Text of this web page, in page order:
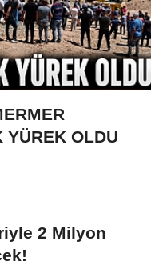
YÜREK OLDU
2 Milyon